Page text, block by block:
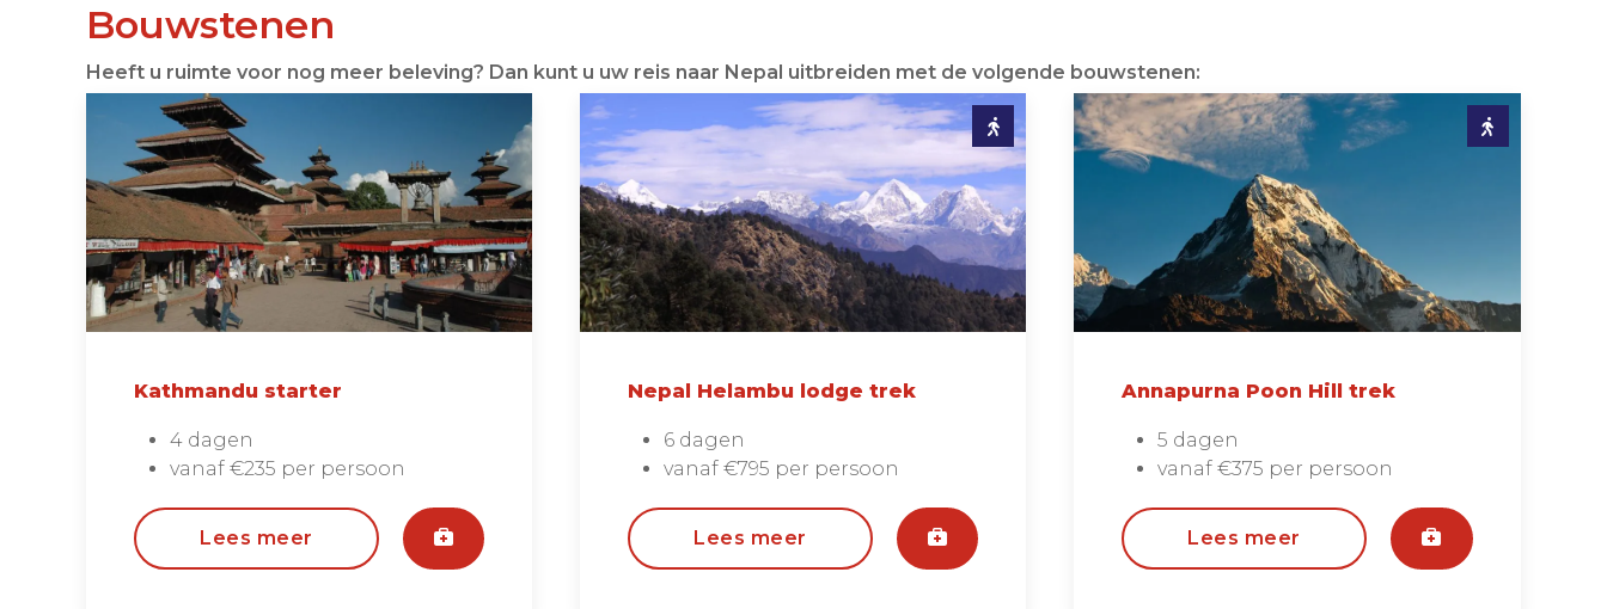
Bouwstenen
Heeft u ruimte voor nog meer beleving? Dan kunt u uw reis naar Nepal uitbreiden met de volgende bouwstenen:
Kathmandu starter
4 dagen
vanaf €235 per persoon
Lees meer
Nepal Helambu lodge trek
6 dagen
vanaf €795 per persoon
Lees meer
Annapurna Poon Hill trek
5 dagen
vanaf €375 per persoon
Lees meer